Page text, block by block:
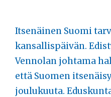
Itsenäinen Suomi
kansallispäivän.
Vennolan johtama
että Suomen
joulukuuta.